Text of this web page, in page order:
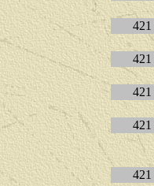
421
421
421
421
421